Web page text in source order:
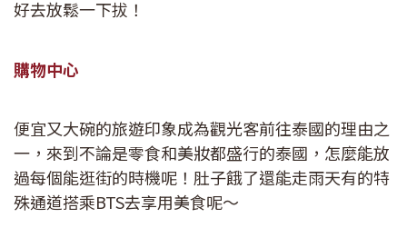
好去放鬆一下拔！
購物中心
便宜又大碗的旅遊印象成為觀光客前往泰國的理由之
一，來到不論是零食和美妝都盛行的泰國，怎麼能放
過每個能逛街的時機呢！肚子餓了還能走雨天有的特
殊通道搭乘BTS去享用美食呢～